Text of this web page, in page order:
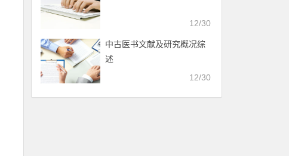
12/30
中古医书文献及研究概况综
述
12/30